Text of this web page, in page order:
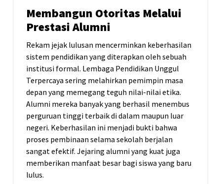
Membangun Otoritas Melalui
Prestasi Alumni
Rekam jejak lulusan mencerminkan keberhasilan
sistem pendidikan yang diterapkan oleh sebuah
institusi formal. Lembaga Pendidikan Unggul
Terpercaya sering melahirkan pemimpin masa
depan yang memegang teguh nilai-nilai etika.
Alumni mereka banyak yang berhasil menembus
perguruan tinggi terbaik di dalam maupun luar
negeri. Keberhasilan ini menjadi bukti bahwa
proses pembinaan selama sekolah berjalan
sangat efektif. Jejaring alumni yang kuat juga
memberikan manfaat besar bagi siswa yang baru
lulus.